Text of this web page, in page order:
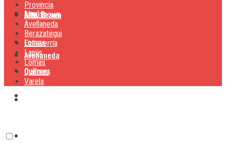
Lanús
Lomas
Quilmes
Alte. Brown
Avellaneda
Provincia
Alte. Brown
Avellaneda
Berazategui
Echeverría
Lanús
Lomas
Quilmes
Varela